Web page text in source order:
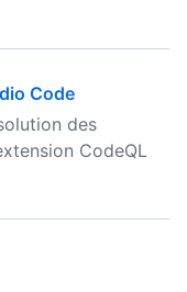
Code
des
CodeQL